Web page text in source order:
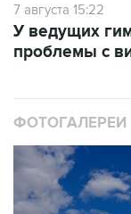
7 августа 15:22
У ведущих
проблемы с
ФОТОГАЛЕРЕИ